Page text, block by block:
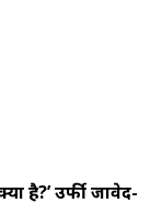
है?’ उर्फी जावेद-